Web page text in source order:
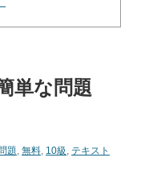
単な問題
題, 無料, 10級, テキスト